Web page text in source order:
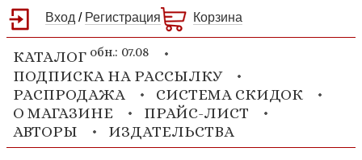
Вход / Регистрация Корзина
КАТАЛОГ обн.: 07.08
ПОДПИСКА НА РАССЫЛКУ
РАСПРОДАЖА
СИСТЕМА СКИДОК
О МАГАЗИНЕ
ПРАЙС-ЛИСТ
АВТОРЫ
ИЗДАТЕЛЬСТВА